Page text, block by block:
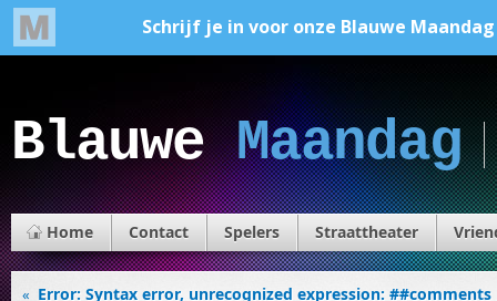
BlauweMaandag
Home Contact Spelers Straattheater
« Error: Syntax error, unrecognized expression: ##comments